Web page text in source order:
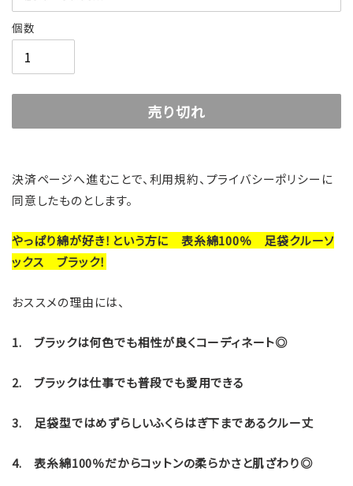
個数
売り切れ
ー
ト
商
品
追
す
決済ページへ進むことで、利用規約、プライバシーポリシーに
同意したものとします。
やっぱり綿が好き！という方に 表糸綿100％ 足袋クルーソ
ックス ブラック！
おススメの理由には、
1. ブラックは何色でも相性が良くコーディネート◎
2. ブラックは仕事でも普段でも愛用できる
3. 足袋型ではめずらしいふくらはぎ下まであるクルー丈
4. 表糸綿100％だからコットンの柔らかさと肌ざわり◎